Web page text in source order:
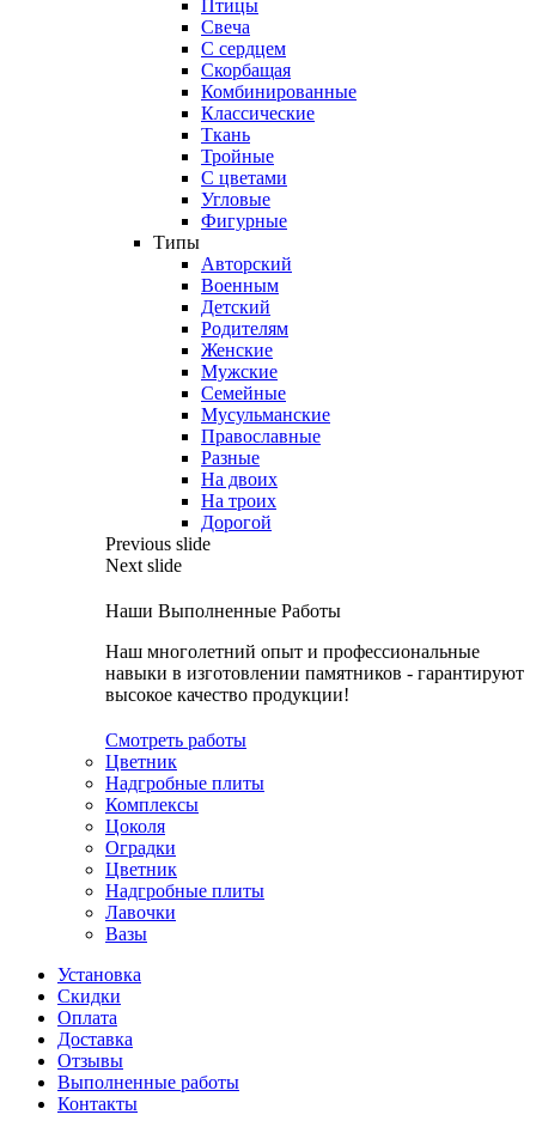
Птицы
Свеча
С сердцем
Скорбащая
Комбинированные
Классические
Ткань
Тройные
С цветами
Угловые
Фигурные
Типы
Авторский
Военным
Детский
Родителям
Женские
Мужские
Семейные
Мусульманские
Православные
Разные
На двоих
На троих
Дорогой
Previous slide
Next slide
Наши Выполненные Работы
Наш многолетний опыт и профессиональные
навыки в изготовлении памятников - гарантируют
высокое качество продукции!
Смотреть работы
Цветник
Надгробные плиты
Комплексы
Цоколя
Оградки
Цветник
Надгробные плиты
Лавочки
Вазы
Установка
Скидки
Оплата
Доставка
Отзывы
Выполненные работы
Контакты